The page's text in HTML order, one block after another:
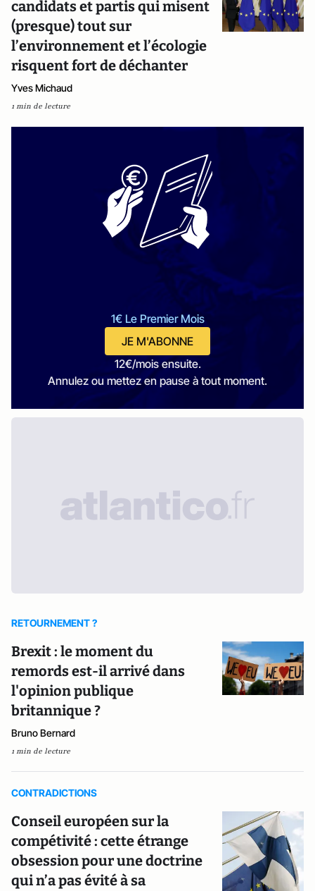
candidats et partis qui misent
(presque) tout sur
l’environnement et l’écologie
risquent fort de déchanter
Yves Michaud
1 min de lecture
1€ Le Premier Mois
JE M'ABONNE
12€/mois ensuite.
Annulez ou mettez en pause à tout moment.
RETOURNEMENT ?
Brexit : le moment du
remords est-il arrivé dans
l'opinion publique
britannique ?
Bruno Bernard
1 min de lecture
CONTRADICTIONS
Conseil européen sur la
compétivité : cette étrange
obsession pour une doctrine
qui n’a pas évité à sa